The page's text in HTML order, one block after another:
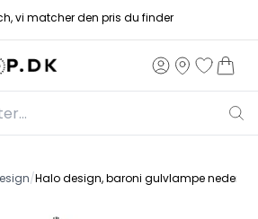
vi matcher den pris du finder
/Halo design, baroni gulvlampe